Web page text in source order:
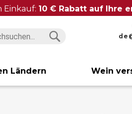
Einkauf: 10 € Rabatt auf Ihre
Ländern Wein